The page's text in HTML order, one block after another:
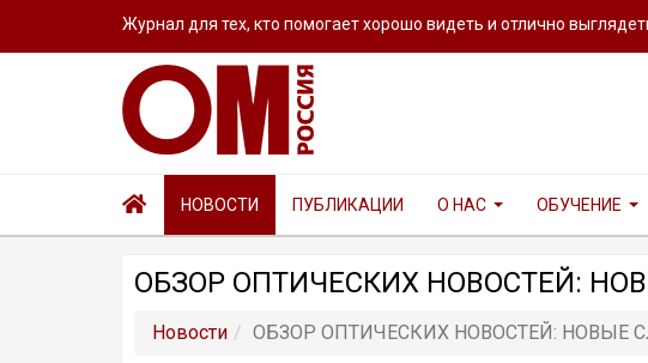
Журнал для тех, кто помогает хорошо видеть и отлично
НОВОСТИ ПУБЛИКАЦИИ О НАС ОБУЧЕНИЕ
ОБЗОР ОПТИЧЕСКИХ НОВОСТЕЙ:
Новости ОБЗОР ОПТИЧЕСКИХ НОВОСТЕЙ: НОВЫЕ